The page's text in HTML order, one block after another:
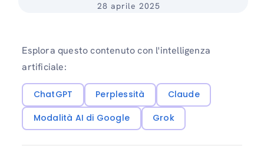
28 aprile 2025
Esplora questo contenuto con l'intelligenza
artificiale:
ChatGPT Perplessità
Claude
Modalità AI di Google
Grok